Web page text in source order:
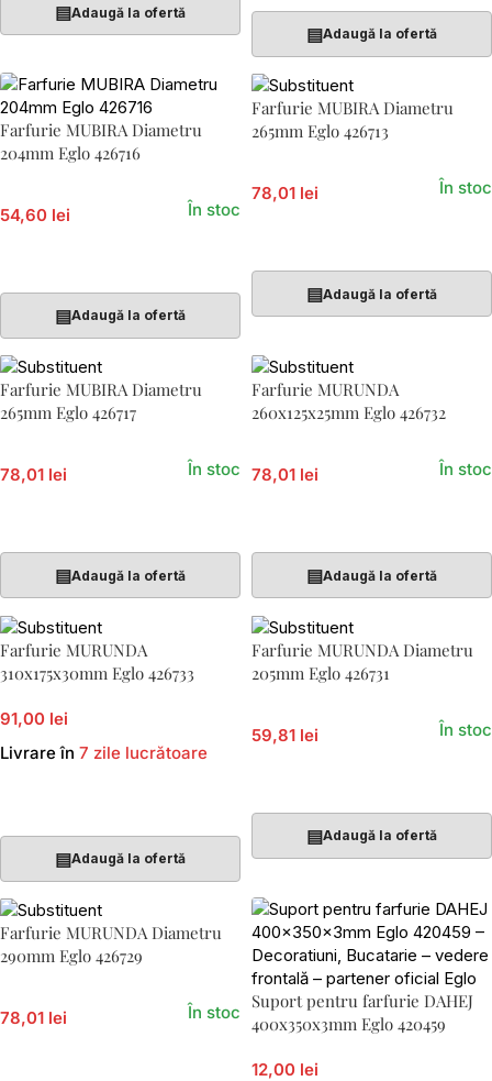
▤Adaugă la ofertă
▤Adaugă la ofertă
Farfurie MUBIRA Diametru
204mm Eglo 426716
54,60 lei În stoc
▤Adaugă la ofertă
Farfurie MUBIRA Diametru
265mm Eglo 426713
78,01 lei În stoc
▤Adaugă la ofertă
Farfurie MUBIRA Diametru
265mm Eglo 426717
78,01 lei În stoc
▤Adaugă la ofertă
Farfurie MURUNDA
260x125x25mm Eglo 426732
78,01 lei În stoc
▤Adaugă la ofertă
Farfurie MURUNDA
310x175x30mm Eglo 426733
91,00 lei
Livrare în 7 zile lucrătoare
▤Adaugă la ofertă
Farfurie MURUNDA Diametru
205mm Eglo 426731
59,81 lei În stoc
▤Adaugă la ofertă
Farfurie MURUNDA Diametru
290mm Eglo 426729
78,01 lei În stoc
Suport pentru farfurie DAHEJ
400x350x3mm Eglo 420459
12,00 lei